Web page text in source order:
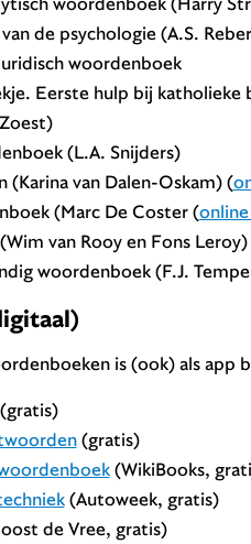
de psychologie (A.S.
woordenboek
Eerste hulp bij katholieke
(L.A. Snijders)
(Karina van Dalen-Oskam) (
(Marc De Coster (online
van Rooy en Fons Leroy)
woordenboek (F.J.
is (ook) als app
(gratis)
(gratis)
(WikiBooks,
(Autoweek, gratis)
de Vree, gratis)